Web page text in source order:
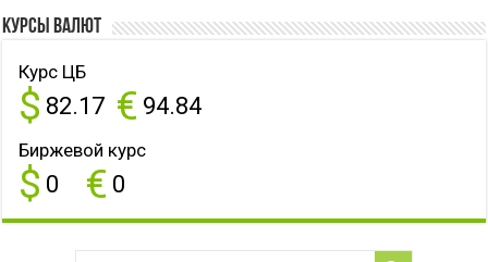
Курсы валют
Курс ЦБ
$ 82.17 € 94.84
Биржевой курс
$ 0 € 0